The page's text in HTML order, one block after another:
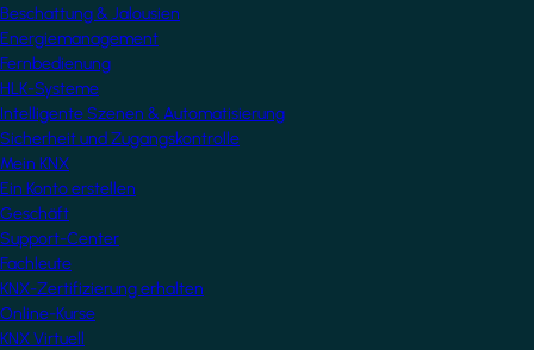
Beschattung & Jalousien
Energiemanagement
Fernbedienung
HLK-Systeme
Intelligente Szenen & Automatisierung
Sicherheit und Zugangskontrolle
Mein KNX
Ein Konto erstellen
Geschäft
Support-Center
Fachleute
KNX-Zertifizierung erhalten
Online-Kurse
KNX Virtuell